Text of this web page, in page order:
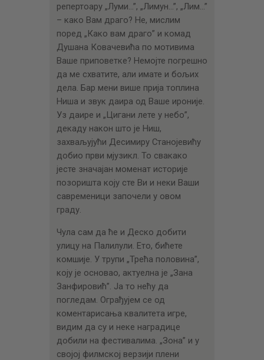
репертоару „Луми…”, „Лимун…”, „Лим…”
– како Вам драго? Не, мислим
поред „Како вам драго” и комад
Душана Ковачевића по мотивима
Ваше приповетке? Немојте погрешно
да ме схватите, али имате и бољих
дела. Бар мени више прија топлина
Ниша и звук даира од Ваше ироније.
Уз даире и „Цигани лете у небо”,
декаду након што је Ниш,
захваљујући Десимиру Станојевићу
добио први мјузикл. То свакако
јесте значајан моменат историје
позоришта коју сте Ви и неки Ваши
савременици започели у овом
граду.
Чула сам да ће и Деско добити
улицу на Палилули. Ето, бићете
комшије. У трупи „Трећа половина”,
коју је основао, актуелна је „Зана
Занфировић”. Ја то нећу да
погледам. Ограђујем се од
коментарисања квалитета игре,
видим да су и неке наградице
добили на фестивалима. „Зона” и у
својој филмској верзији плени